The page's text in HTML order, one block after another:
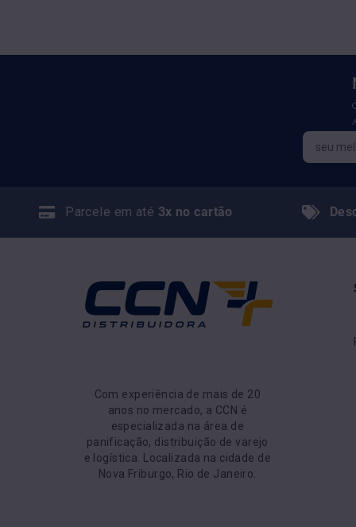
Parcele em até 3x no cartão
Com experiência de mais de 20
anos no mercado, a CCN é
especializada na área de
panificação, distribuição de varejo
e logística. Localizada na cidade de
Nova Friburgo, Rio de Janeiro.